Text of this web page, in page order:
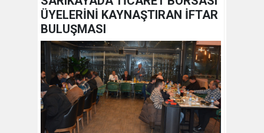
ÜYELERİNİ KAYNAŞTIRAN İFTAR
BULUŞMASI